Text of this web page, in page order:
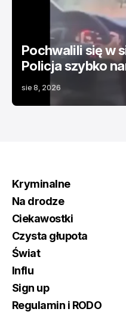
Pochwalili się w
Policja szybko
sie 8, 2026
Kryminalne
Na drodze
Ciekawostki
Czysta głupota
Świat
Influ
Sign up
Regulamin i RODO